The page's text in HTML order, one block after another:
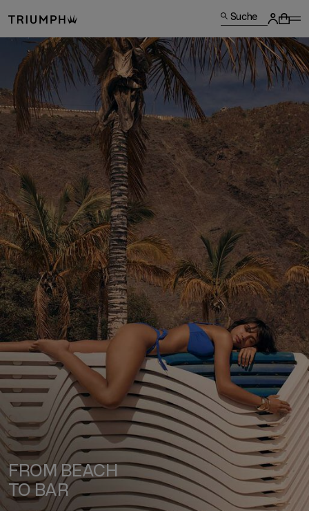
Suche
FROM BEACH
TO BAR